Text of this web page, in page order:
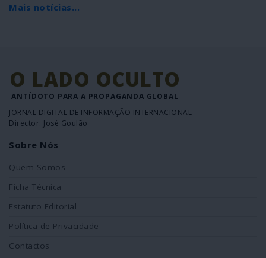
Mais notícias...
O LADO OCULTO
ANTÍDOTO PARA A PROPAGANDA GLOBAL
JORNAL DIGITAL DE INFORMAÇÃO INTERNACIONAL
Director: José Goulão
Sobre Nós
Quem Somos
Ficha Técnica
Estatuto Editorial
Política de Privacidade
Contactos